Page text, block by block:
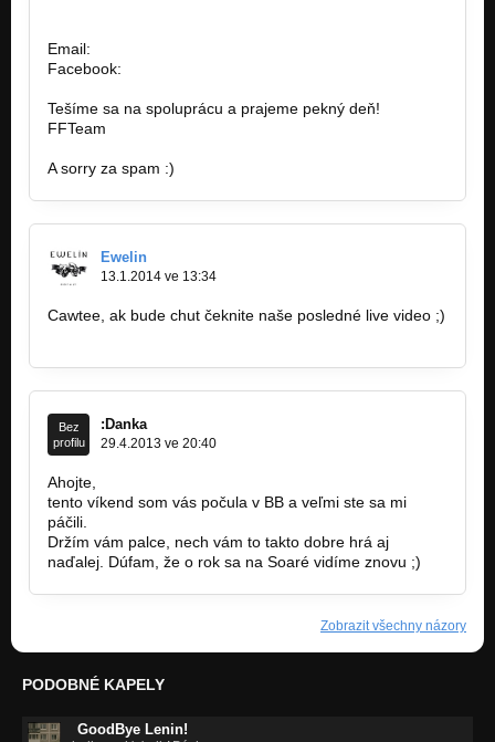
Email:
Facebook:
Tešíme sa na spoluprácu a prajeme pekný deň!
FFTeam
A sorry za spam :)
Ewelin
13.1.2014 ve 13:34
Cawtee, ak bude chut čeknite naše posledné live video ;)
Bez
profilu
:Danka
29.4.2013 ve 20:40
Ahojte,
tento víkend som vás počula v BB a veľmi ste sa mi
páčili.
Držím vám palce, nech vám to takto dobre hrá aj
naďalej. Dúfam, že o rok sa na Soaré vidíme znovu ;)
Zobrazit všechny názory
PODOBNÉ KAPELY
GoodBye Lenin!